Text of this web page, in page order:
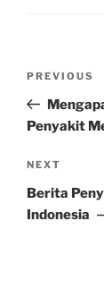
Previous
Post
PREVIOUS
Penyakit
Next
Post
NEXT
Berita
Indonesia